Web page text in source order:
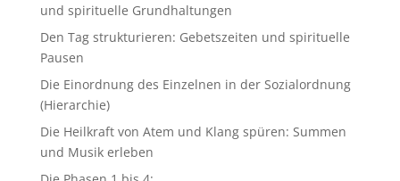
und spirituelle Grundhaltungen
Den Tag strukturieren: Gebetszeiten und spirituelle
Pausen
Die Einordnung des Einzelnen in der Sozialordnung
(Hierarchie)
Die Heilkraft von Atem und Klang spüren: Summen
und Musik erleben